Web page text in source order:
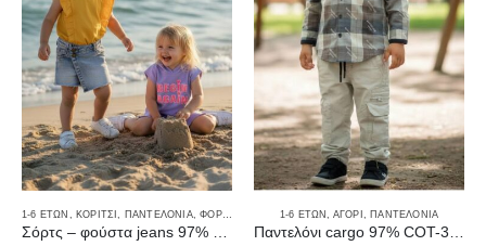
,ΚΟΡΊΤΣΙ,ΜΑΓΙΌ ,ΠΡΟΣΦΟΡΈΣ
1-6 ΕΤΏΝ ΚΟΡΊΤΣΙ ΠΑΝΤΕΛΌΝΙΑ,ΦΟΡΈΜΑΤΑ-ΦΟΎΣΤΕΣ 1-6 ΕΤΏΝ ΑΓΌΡΙ ΠΑΝΤΕΛΌΝΙΑ